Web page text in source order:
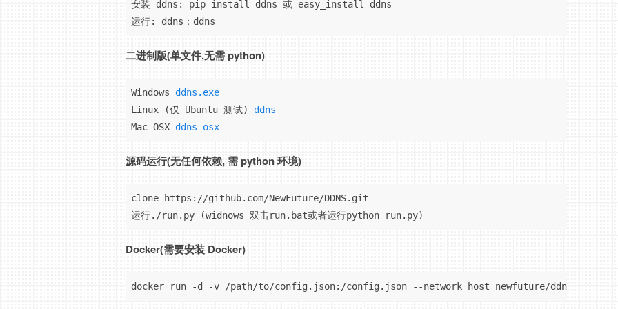
安装 ddns: pip install ddns 或 easy_install ddns
运行: ddns：ddns
二进制版(单文件,无需 python)
Windows ddns.exe
Linux (仅 Ubuntu 测试) ddns
Mac OSX ddns-osx
源码运行(无任何依赖, 需 python 环境)
clone https://github.com/NewFuture/DDNS.git
运行./run.py (widnows 双击run.bat或者运行python run.py)
Docker(需要安装 Docker)
docker run -d -v /path/to/config.json:/config.json --network host newfuture/ddns